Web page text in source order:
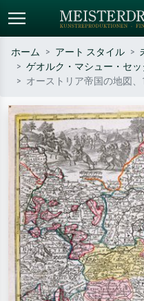
標準検索
– 例：モネ、星月夜、印象派、
斎の波、ヌード。
ホーム アート スタイル
ゲオルク・マシュー・セッ
オーストリア帝国の地図、